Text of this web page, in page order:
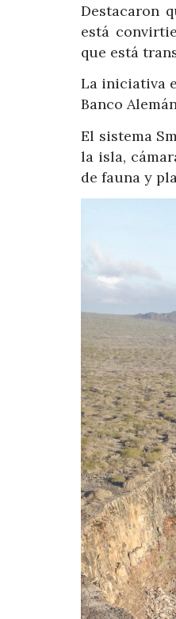
Destacaron
está
que está
La iniciativa
Banco
El sistema
la isla,
de fauna y